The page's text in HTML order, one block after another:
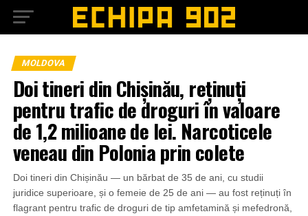
MOLDOVA
Doi tineri din Chișinău, reținuți
pentru trafic de droguri în valoare
de 1,2 milioane de lei. Narcoticele
veneau din Polonia prin colete
Doi tineri din Chișinău — un bărbat de 35 de ani, cu studii
juridice superioare, și o femeie de 25 de ani — au fost reținuți în
flagrant pentru trafic de droguri de tip amfetamină și mefedronă,